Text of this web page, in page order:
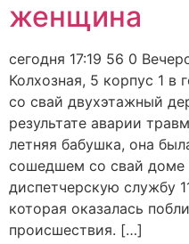
женщина
сегодня 17:19 56 0
Колхозная, 5 корпус 1 в
со свай двухэтажный
результате аварии
летняя бабушка, она
сошедшем со свай доме
диспетчерскую службу
которая оказалась
происшествия. […]